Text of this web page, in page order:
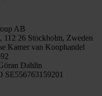
AB
112 26 Stockholm, Zweden
Kamer van Koophandel
Dahlin
SE556763159201